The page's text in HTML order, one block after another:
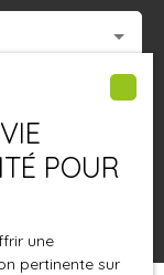
POUR
une
pertinente sur